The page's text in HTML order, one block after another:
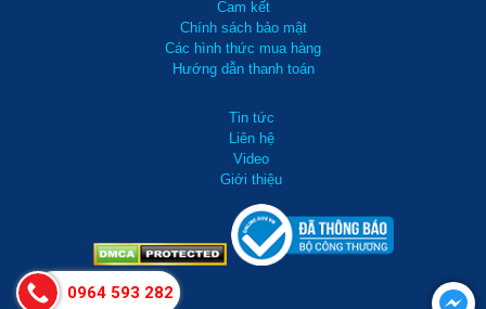
Cam kết
Chính sách bảo mật
Các hình thức mua hàng
Hướng dẫn thanh toán
Tin tức
Liên hệ
Video
Giới thiệu
0964 593 282